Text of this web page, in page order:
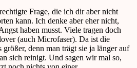
Frage, die ich dir aber nicht
kann. Ich denke aber eher nicht,
haben musst. Viele tragen doch
(auch Microfaser). Da ist die
größer, denn man trägt sie ja länger auf
sich reinigt. Und sagen wir mal so,